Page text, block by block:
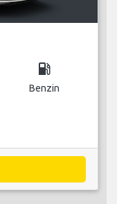
local_gas_station
Benzin